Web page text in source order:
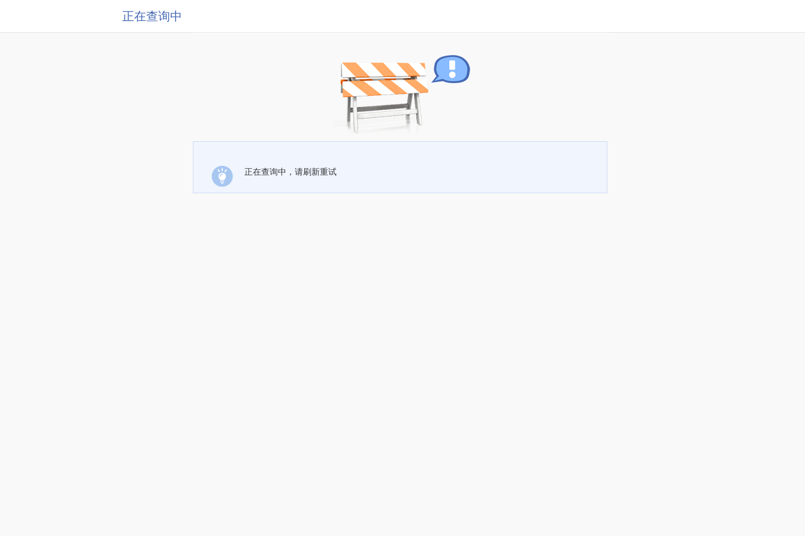
正在查询中
正在查询中，请刷新重试